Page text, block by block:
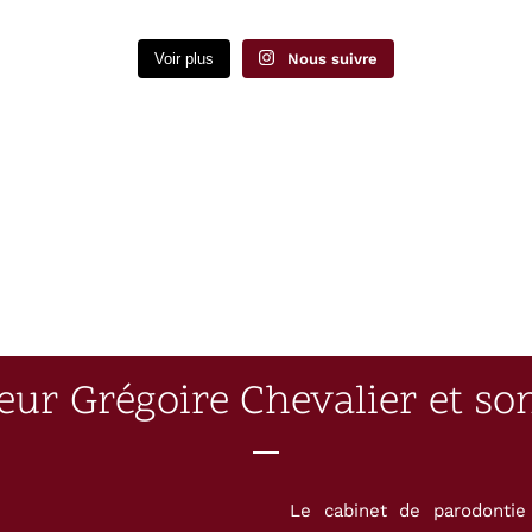
Voir plus Nous suivre
Grégoire Chevalier et
Le cabinet de